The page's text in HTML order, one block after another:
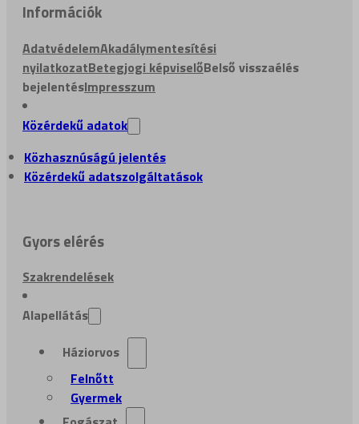
Információk
AdatvédelemAkadálymentesítési
nyilatkozatBetegjogi képviselőBelső visszaélés
bejelentésImpresszum
Közérdekű adatok
Közhasznúságú jelentés
Közérdekű adatszolgáltatások
Gyors elérés
Szakrendelések
Alapellátás
Háziorvos
Felnőtt
Gyermek